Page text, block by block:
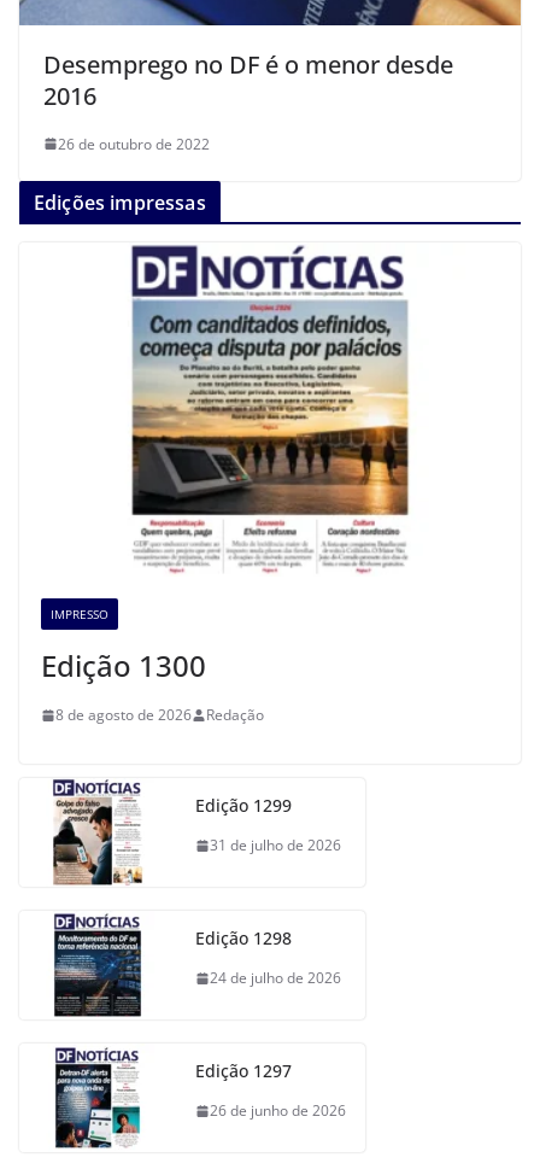
Desemprego no DF é o menor desde
2016
26 de outubro de 2022
Edições impressas
IMPRESSO
Edição 1300
8 de agosto de 2026 Redação
Edição 1299
31 de julho de 2026
Edição 1298
24 de julho de 2026
Edição 1297
26 de junho de 2026